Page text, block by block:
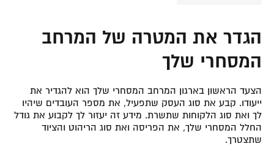
הגדר את המטרה של המרחב
המסחרי שלך
הצעד הראשון בארגון המרחב המסחרי שלך הוא להגדיר את
ייעודו. קבע את סוג העסק שתפעיל, את מספר העובדים שיהיו
לך ואת סוג הלקוחות שתשרת. מידע זה יעזור לך לקבוע את גודל
החלל המסחרי שלך, את הפריסה ואת סוג הריהוט והציוד
שתצטרך.